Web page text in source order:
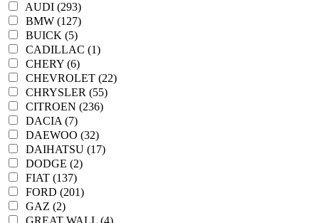
AUDI (293)
BMW (127)
BUICK (5)
CADILLAC (1)
CHERY (6)
CHEVROLET (22)
CHRYSLER (55)
CITROEN (236)
DACIA (7)
DAEWOO (32)
DAIHATSU (17)
DODGE (2)
FIAT (137)
FORD (201)
GAZ (2)
GREAT WALL (4)